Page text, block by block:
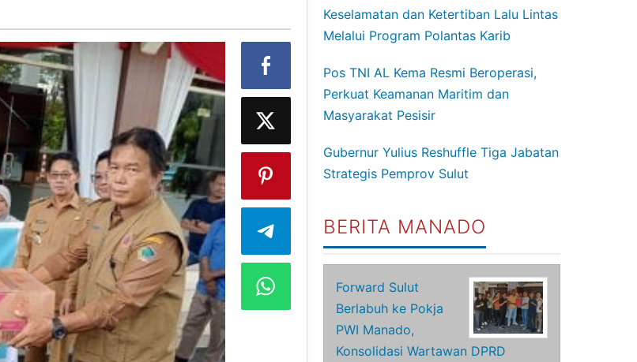
Keselamatan dan Ketertiban Lalu Lintas
Melalui Program Polantas Karib
Pos TNI AL Kema Resmi Beroperasi,
Perkuat Keamanan Maritim dan
Masyarakat Pesisir
Gubernur Yulius Reshuffle Tiga Jabatan
Strategis Pemprov Sulut
BERITA MANADO
Forward Sulut
Berlabuh ke Pokja
PWI Manado,
Konsolidasi Wartawan DPRD